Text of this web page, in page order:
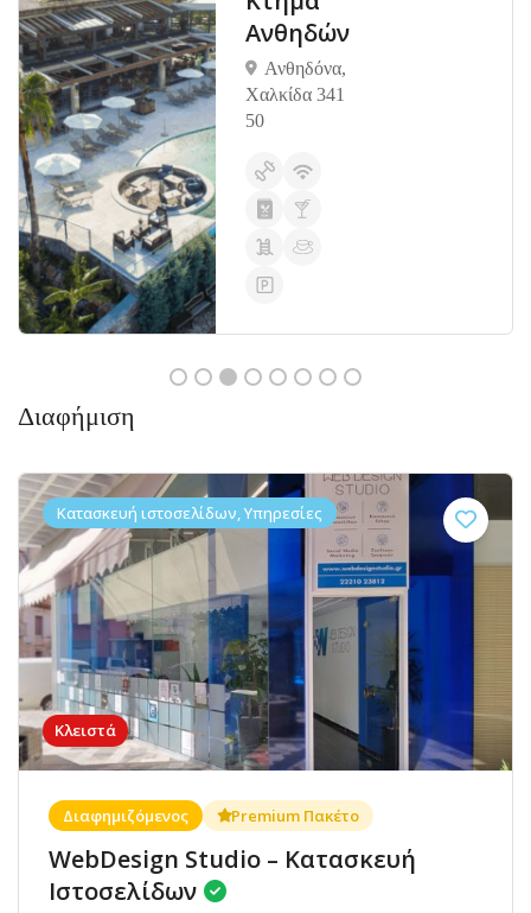
Ανθηδών
Ανθηδόνα,
Χαλκίδα 341
50
Διαφήμιση
Κλειστά
Κατασκευή ιστοσελίδων, Υπηρεσίες
Διαφημιζόμενος Premium Πακέτο
WebDesign Studio – Κατασκευή
Ιστοσελίδων